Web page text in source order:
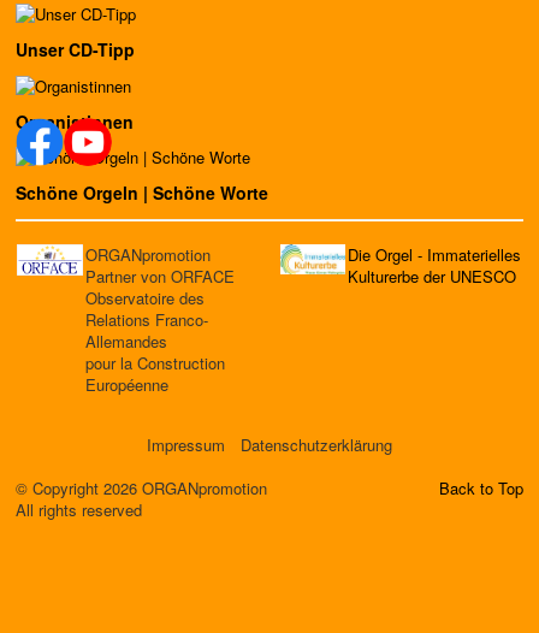
Unser CD-Tipp
Organistinnen
Schöne Orgeln | Schöne Worte
ORGANpromotion
Partner von ORFACE
Observatoire des
Relations Franco-
Allemandes
pour la Construction
Européenne
Die Orgel - Immaterielles
Kulturerbe der UNESCO
Impressum
Datenschutzerklärung
© Copyright 2026 ORGANpromotion
All rights reserved
Back to Top